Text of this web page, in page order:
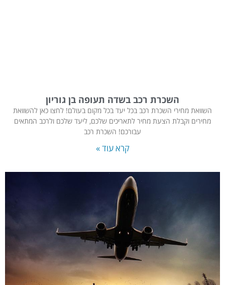
השכרת רכב בשדה תעופה בן גוריון
השוואת מחירי השכרת רכב בכל יעד בכל מקום בעולם! לחצו כאן להשוואת
מחירים וקבלת הצעת מחיר לתאריכים שלכם, ליעד שלכם ולרכב המתאים
עבורכם! השכרת רכב
קרא עוד »